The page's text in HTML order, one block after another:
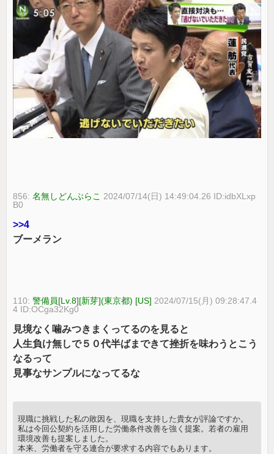
856:名無しどんぶらこ 2024/07/14(日) 14:49:04.26 ID:idbXLxp
B0
>>4
ブーメラン
110:警備員[Lv.8][新芽](東京都) [US] 2024/07/15(月) 09:28:47.4
4 ID:OCga32Kg0
見境なく噛みつきまくってるのを見ると
人生負け無しで５０代半ばまできて挫折を味わうとこう
なるって
見事なサンプルになってるな
現職に挑戦した私の敗因を、現職を支持した貴女が評論ですか。
私は今回公契約を活用した労働条件改善を強く提案。若者の雇用
環境改善も提案しました。
本来、労働者を守る連合が要求する内容でもあります。